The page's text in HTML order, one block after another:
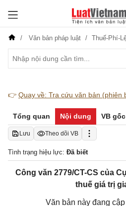
Văn bản pháp luật Thuế-Phí-
👉 Quay về: Tra cứu văn bản (phiên
Tổng quan Nội dung VB gốc
Lưu Theo dõi VB
Tình trạng hiệu lực: Đã biết
Công văn 2779/CT-CS của
thuế giá trị
Văn bản này đang